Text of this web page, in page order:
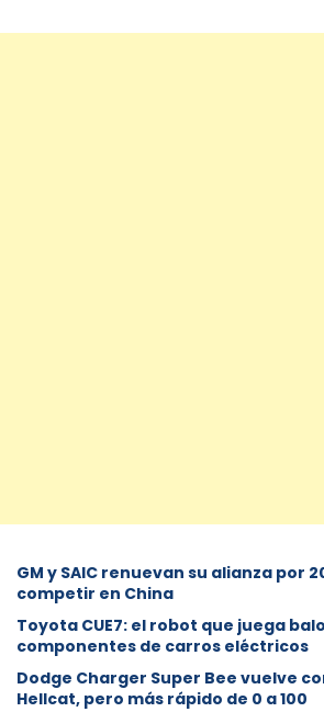
GM y SAIC renuevan su alianza por
competir en China
Toyota CUE7: el robot que juega
componentes de carros eléctricos
Dodge Charger Super Bee vuelve
Hellcat, pero más rápido de 0 a 100